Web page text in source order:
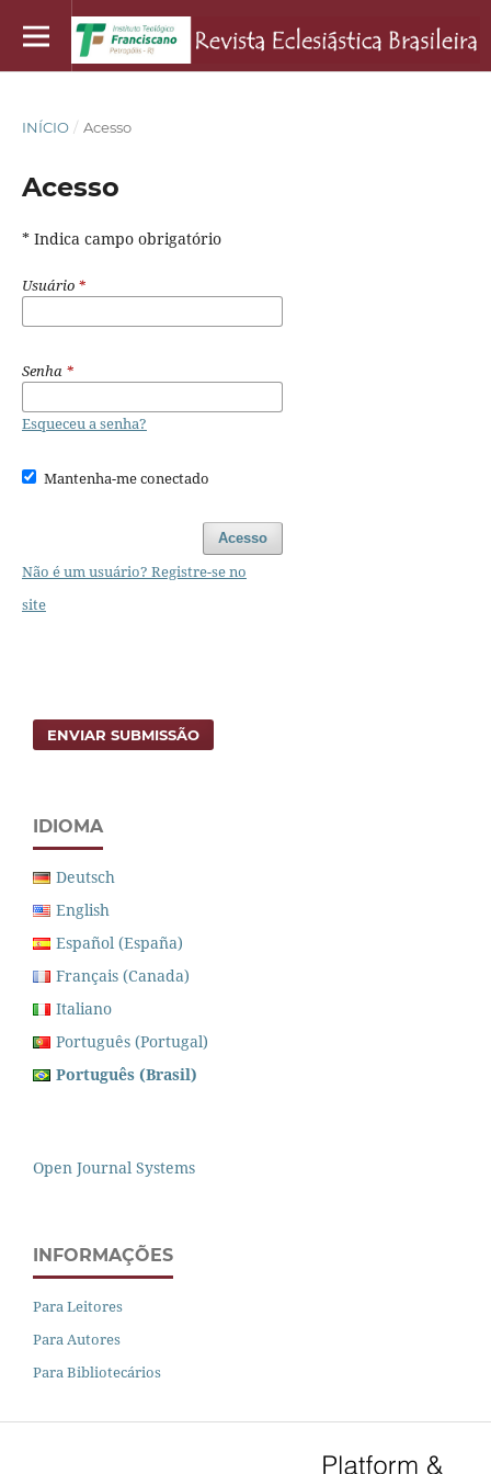
INÍCIO / Acesso
Acesso
* Indica campo obrigatório
Usuário *
Senha *
Esqueceu a senha?
Mantenha-me conectado
Acesso
Não é um usuário? Registre-se no
site
ENVIAR SUBMISSÃO
IDIOMA
Deutsch
English
Español (España)
Français (Canada)
Italiano
Português (Portugal)
Português (Brasil)
Open Journal Systems
INFORMAÇÕES
Para Leitores
Para Autores
Para Bibliotecários